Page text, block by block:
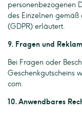
personenbezogenen
des Einzelnen
(GDPR) erläutert.
9. Fragen und
Bei Fragen oder
Geschenkgutscheins
com.
10. Anwendbares